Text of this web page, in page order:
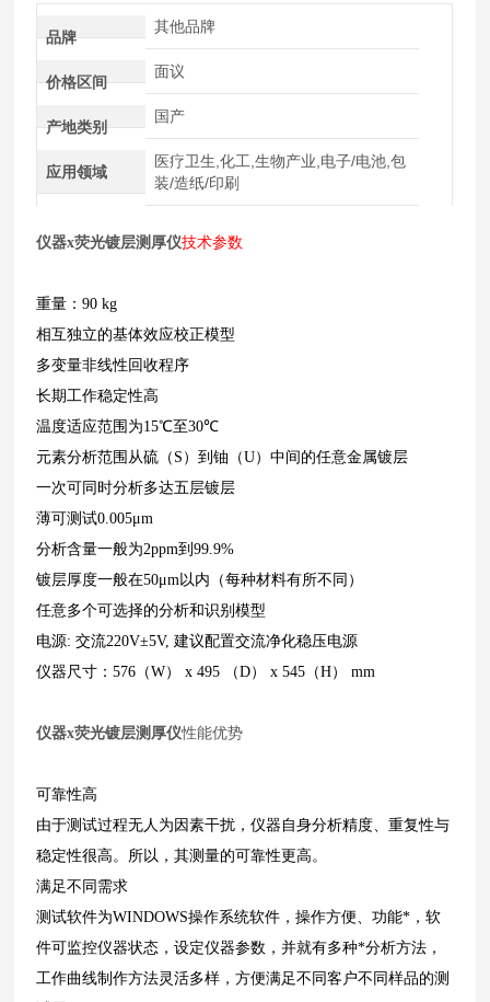
品牌
其他品牌
价格区间
面议
产地类别
国产
应用领域
医疗卫生,化工,生物产业,电子/电池,包
装/造纸/印刷
仪器x荧光镀层测厚仪技术参数
重量：90 kg
相互独立的基体效应校正模型
多变量非线性回收程序
长期工作稳定性高
温度适应范围为15℃至30℃
元素分析范围从硫（ S ）到铀（U）中间的任意金属镀层
一次可同时分析多达五层镀层
薄可测试0.005μm
分析含量一般为2ppm到99.9%
镀层厚度一般在50μm 以内（每种材料有所不同）
任意多个可选择的分析和识别模型
电源:交流220V±5V,建议配置交流净化稳压电源
仪器尺寸：576 （W） x 495 （D） x 545 （H） mm
仪器x荧光镀层测厚仪性能优势
可靠性高
由于测试过程无人为因素干扰，仪器自身分析精度、重复性与
稳定性很高。所以，其测量的可靠性更高。
满足不同需求
测试软件为WINDOWS操作系统软件，操作方便、功能*，软
件可监控仪器状态，设定仪器参数，并就有多种*分析方法，
工作曲线制作方法灵活多样，方便满足不同客户不同样品的测